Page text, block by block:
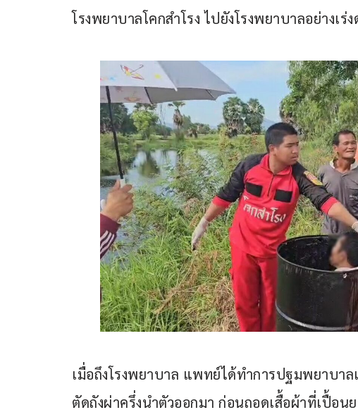
โรงพยาบาลโคกสำโรง ไปยังโรงพยาบาลอย่างเ
เมื่อถึงโรงพยาบาล แพทย์ได้ทำการปฐมพยาบา
ตัดถังผ่าครึ่งนำตัวออกมา ก่อนถอดเสื้อผ้าที่เปื้อ